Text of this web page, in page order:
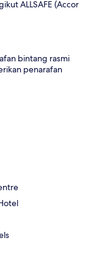
ALLSAFE (Accor
bintang rasmi
penarafan